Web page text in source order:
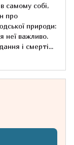
самому собі,
про
природи:
неї важливо.
і смерті...